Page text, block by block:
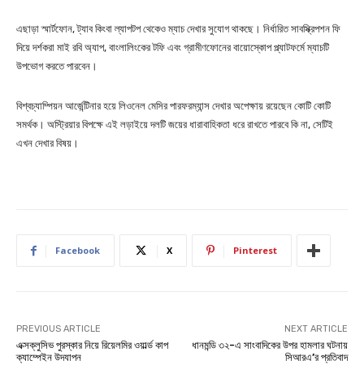
এছাড়া স্মার্টফোন, ট্যাব কিংবা ল্যাপটপ থেকেও ম্যাচ দেখার সুযোগ থাকছে। নির্ধারিত সাবস্ক্রিপশন ফি
দিয়ে দর্শকরা মাই রবি অ্যাপ, বাংলালিংকের টফি এবং গ্রামীণফোনের বায়োস্কোপ প্ল্যাটফর্মে ম্যাচটি
উপভোগ করতে পারবেন।
বিশ্বচ্যাম্পিয়ন আর্জেন্টিনার হয়ে লিওনেল মেসির পারফরম্যান্স দেখার অপেক্ষায় রয়েছেন কোটি কোটি
সমর্থক। অস্ট্রিয়ার বিপক্ষে এই লড়াইয়ে দলটি জয়ের ধারাবাহিকতা ধরে রাখতে পারবে কি না, সেটিই
এখন দেখার বিষয়।
Facebook X Pinterest
PREVIOUS ARTICLE
এক্সক্লুসিভ পুরস্কার নিয়ে রিয়েলমির ওয়ার্ল্ড কাপ
ক্যাম্পেইন উদযাপন
NEXT ARTICLE
ধানমন্ডি ৩২-এ সাংবাদিকের উপর হামলার ঘটনায়
সিআরএ’র প্রতিবাদ